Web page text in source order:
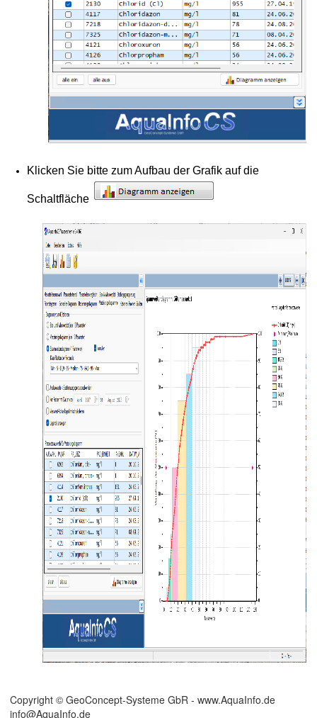
Säulen
aus SIAS/GEOline
Klicken Sie bitte zum Aufbau der Grafik auf die
Schaltfläche
Copyright © GeoConcept-Systeme GbR - www.AquaInfo.de
info@AquaInfo.de